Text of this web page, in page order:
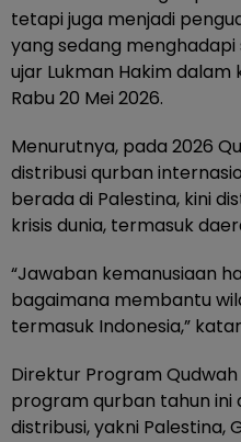
tetapi juga menjadi
yang sedang menghadapi
ujar Lukman Hakim
Rabu 20 Mei 2026.
Menurutnya, pada 2026
distribusi qurban
berada di Palestina, kini
krisis dunia, termasuk
“Jawaban kemanusiaan
bagaimana membantu
termasuk Indonesia,”
Direktur Program
program qurban tahun ini
distribusi, yakni Palestina,